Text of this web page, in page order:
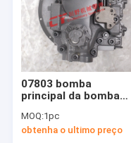
07803 bomba
principal da bomba
Hydraulic Pumps For
E345B E330C da
MOQ:1pc
obtenha o ultimo preço